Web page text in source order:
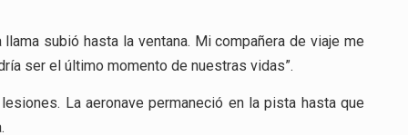
subió hasta la ventana. Mi compañera de viaje me
ser el último momento de nuestras vidas”.
La aeronave permaneció en la pista hasta que